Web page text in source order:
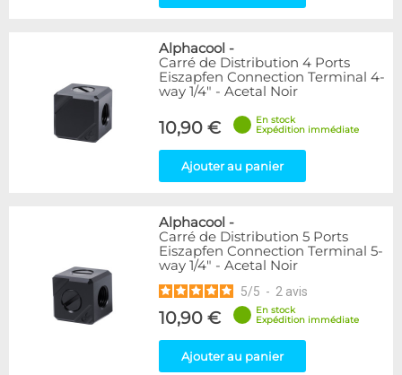
Alphacool -
Carré de Distribution 4 Ports
Eiszapfen Connection Terminal 4-
way 1/4" - Acetal Noir
10,90 €
En stock
Expédition immédiate
Ajouter au panier
Alphacool -
Carré de Distribution 5 Ports
Eiszapfen Connection Terminal 5-
way 1/4" - Acetal Noir
5/5 - 2 avis
10,90 €
En stock
Expédition immédiate
Ajouter au panier